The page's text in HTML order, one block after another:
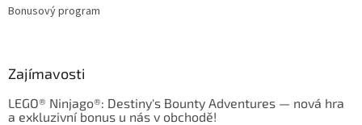
Bonusový program
Zajímavosti
LEGO® Ninjago®: Destiny's Bounty Adventures — nová hra
a exkluzivní bonus u nás v obchodě!